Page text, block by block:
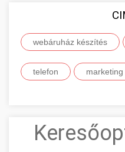
webáruház készítés
telefon marketing